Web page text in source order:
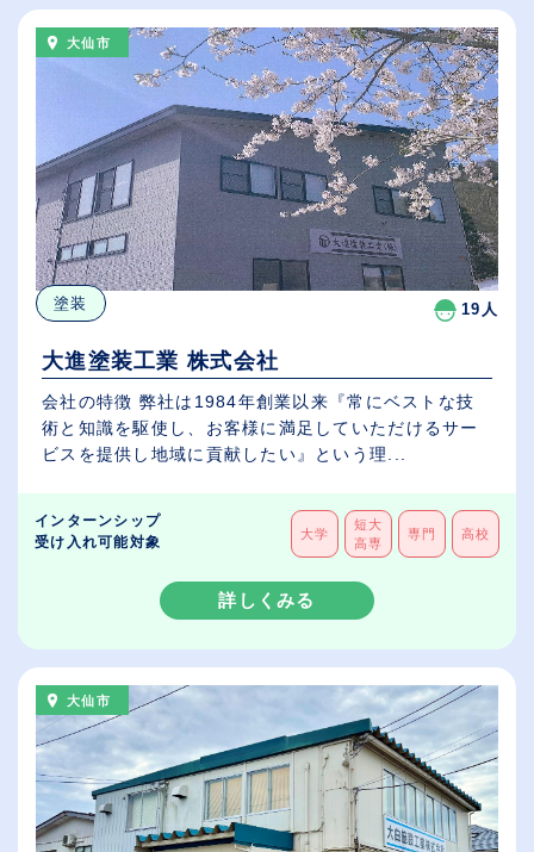
大仙市
塗装 19人
大進塗装工業 株式会社
会社の特徴 弊社は1984年創業以来『常にベストな技
術と知識を駆使し、お客様に満足していただけるサー
ビスを提供し地域に貢献したい』という理...
インターンシップ
受け入れ可能対象
大学
短大
高専
専門 高校
詳しくみる
大仙市